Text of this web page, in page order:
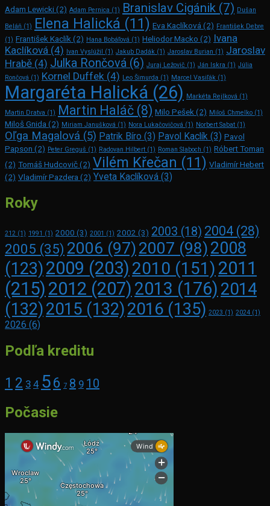
Adam Lewicki(2) Adam Pernica (1) Branislav Cigánik (7) Dušan
Beláň (1) Elena Halická (11) Eva Kaclíková (2) František Debre
(1) František Kaclík (2) Hana Bobáľová (1) Heliodor Macko (2) Ivana
Kaclíková (4) Ivan Vyslúžil (1) Jakub Dadák (1) Jaroslav Burian (1) Jaroslav
Hrabě (4) Julka Rončová (6) Juraj Ležovič (1) Ján Iskra (1) Júlia
Rončová (1) Kornel Duffek (4) Leo Šimurda (1) Marcel Vasiľák (1)
Margaréta Halická (26) Markéta Rejlková (1)
Martin Dratva (1) Martin Haláč (8) Milo Pešek (2) Miloš Chmelko (1)
Miloš Gnida (2) Miriam Janušková (1) Nora Lukačovičová (1) Norbert Sabat (1)
Oľga Magalová (5) Patrik Bíro (3) Pavol Kaclík (3) Pavol
Papson (2) Peter Greguš (1) Radovan Hilbert (1) Roman Slaboch (1) Róbert Toman
(2) Tomáš Hudcovič(2) Vilém Křečan (11) Vladimír Hebert
(2) Vladimír Pazdera (2) Yveta Kaclíková (3)
Roky
212 (1) 1991 (1) 2000 (3) 2001 (1) 2002 (3) 2003 (18) 2004 (28)
2005 (35) 2006 (97) 2007 (98) 2008
(123)2009 (203) 2010 (151) 2011
(215) 2012 (207) 2013 (176) 2014
(132)2015 (132)2016 (135) 2023 (1) 2024 (1)
2026 (6)
Podľa kreditu
1 2 3 4 56 7 8 9 10
Počasie